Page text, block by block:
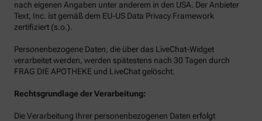
nach eigenen Angaben unter anderem in den USA. Der Anbieter
Text, Inc. ist gemäß dem EU-US Data Privacy Framework
zertifiziert (s.o.).
Personenbezogene Daten, die über das LiveChat-Widget
verarbeitet werden, werden spätestens nach 30 Tagen durch
FRAG DIE APOTHEKE und LiveChat gelöscht.
Rechtsgrundlage der Verarbeitung:
Die Verarbeitung Ihrer personenbezogenen Daten erfolgt